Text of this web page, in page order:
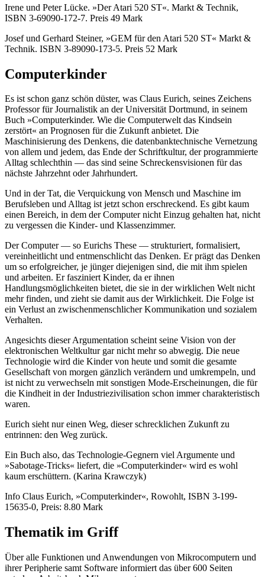
Irene und Peter Lücke. »Der Atari 520 ST«. Markt & Technik,
ISBN 3-69090-172-7. Preis 49 Mark
Josef und Gerhard Steiner, »GEM für den Atari 520 ST« Markt &
Technik. ISBN 3-89090-173-5. Preis 52 Mark
Computerkinder
Es ist schon ganz schön düster, was Claus Eurich, seines Zeichens
Professor für Journalistik an der Universität Dortmund, in seinem
Buch »Computerkinder. Wie die Computerwelt das Kindsein
zerstört« an Prognosen für die Zukunft anbietet. Die
Maschinisierung des Denkens, die datenbanktechnische Vernetzung
von allem und jedem, das Ende der Schriftkultur, der programmierte
Alltag schlechthin — das sind seine Schreckensvisionen für das
nächste Jahrzehnt oder Jahrhundert.
Und in der Tat, die Verquickung von Mensch und Maschine im
Berufsleben und Alltag ist jetzt schon erschreckend. Es gibt kaum
einen Bereich, in dem der Computer nicht Einzug gehalten hat, nicht
zu vergessen die Kinder- und Klassenzimmer.
Der Computer — so Eurichs These — strukturiert, formalisiert,
vereinheitlicht und entmenschlicht das Denken. Er prägt das Denken
um so erfolgreicher, je jünger diejenigen sind, die mit ihm spielen
und arbeiten. Er fasziniert Kinder, da er ihnen
Handlungsmöglichkeiten bietet, die sie in der wirklichen Welt nicht
mehr finden, und zieht sie damit aus der Wirklichkeit. Die Folge ist
ein Verlust an zwischenmenschlicher Kommunikation und sozialem
Verhalten.
Angesichts dieser Argumentation scheint seine Vision von der
elektronischen Weltkultur gar nicht mehr so abwegig. Die neue
Technologie wird die Kinder von heute und somit die gesamte
Gesellschaft von morgen gänzlich verändern und umkrempeln, und
ist nicht zu verwechseln mit sonstigen Mode-Erscheinungen, die für
die Kindheit in der Industriezivilisation schon immer charakteristisch
waren.
Eurich sieht nur einen Weg, dieser schrecklichen Zukunft zu
entrinnen: den Weg zurück.
Ein Buch also, das Technologie-Gegnern viel Argumente und
»Sabotage-Tricks« liefert, die »Computerkinder« wird es wohl
kaum erschüttern. (Karina Krawczyk)
Info Claus Eurich, »Computerkinder«, Rowohlt, ISBN 3-199-
15635-0, Preis: 8.80 Mark
Thematik im Griff
Über alle Funktionen und Anwendungen von Mikrocomputern und
ihrer Peripherie samt Software informiert das über 600 Seiten